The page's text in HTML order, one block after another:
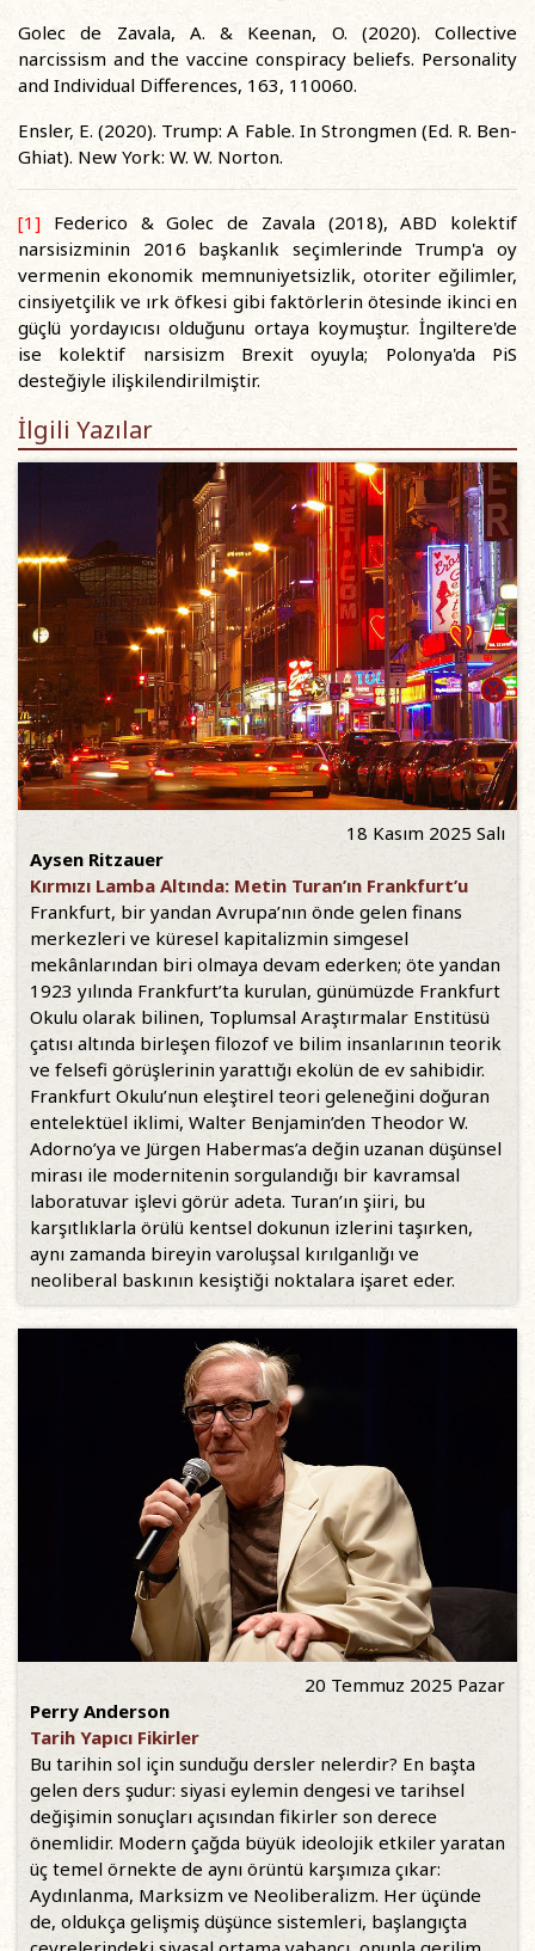
Golec de Zavala, A. & Keenan, O. (2020). Collective
narcissism and the vaccine conspiracy beliefs. Personality
and Individual Differences, 163, 110060.
Ensler, E. (2020). Trump: A Fable. In Strongmen (Ed. R. Ben-
Ghiat). New York: W. W. Norton.
[1] Federico & Golec de Zavala (2018), ABD kolektif
narsisizminin 2016 başkanlık seçimlerinde Trump'a oy
vermenin ekonomik memnuniyetsizlik, otoriter eğilimler,
cinsiyetçilik ve ırk öfkesi gibi faktörlerin ötesinde ikinci en
güçlü yordayıcısı olduğunu ortaya koymuştur. İngiltere'de
ise kolektif narsisizm Brexit oyuyla; Polonya'da PiS
desteğiyle ilişkilendirilmiştir.
İlgili Yazılar
18 Kasım 2025 Salı
Aysen Ritzauer
Kırmızı Lamba Altında: Metin Turan’ın Frankfurt’u
Frankfurt, bir yandan Avrupa’nın önde gelen finans
merkezleri ve küresel kapitalizmin simgesel
mekânlarından biri olmaya devam ederken; öte yandan
1923 yılında Frankfurt’ta kurulan, günümüzde Frankfurt
Okulu olarak bilinen, Toplumsal Araştırmalar Enstitüsü
çatısı altında birleşen filozof ve bilim insanlarının teorik
ve felsefi görüşlerinin yarattığı ekolün de ev sahibidir.
Frankfurt Okulu’nun eleştirel teori geleneğini doğuran
entelektüel iklimi, Walter Benjamin’den Theodor W.
Adorno’ya ve Jürgen Habermas’a değin uzanan düşünsel
mirası ile modernitenin sorgulandığı bir kavramsal
laboratuvar işlevi görür adeta. Turan’ın şiiri, bu
karşıtlıklarla örülü kentsel dokunun izlerini taşırken,
aynı zamanda bireyin varoluşsal kırılganlığı ve
neoliberal baskının kesiştiği noktalara işaret eder.
20 Temmuz 2025 Pazar
Perry Anderson
Tarih Yapıcı Fikirler
Bu tarihin sol için sunduğu dersler nelerdir? En başta
gelen ders şudur: siyasi eylemin dengesi ve tarihsel
değişimin sonuçları açısından fikirler son derece
önemlidir. Modern çağda büyük ideolojik etkiler yaratan
üç temel örnekte de aynı örüntü karşımıza çıkar:
Aydınlanma, Marksizm ve Neoliberalizm. Her üçünde
de, oldukça gelişmiş düşünce sistemleri, başlangıçta